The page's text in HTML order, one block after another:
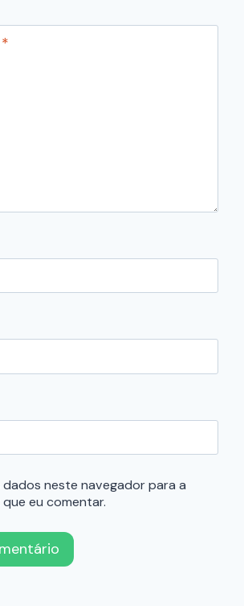
*
dados neste navegador para a
eu comentar.